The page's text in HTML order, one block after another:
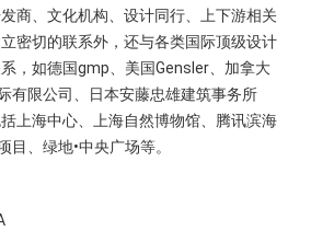
商、文化机构、设计同行、上下游相关
密切的联系外，还与各类国际顶级设计
，如德国gmp、美国Gensler、加拿大
有限公司、日本安藤忠雄建筑事务所
上海中心、上海自然博物馆、腾讯滨海
目、绿地•中央广场等。